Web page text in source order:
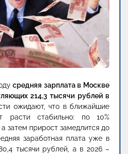
средняя зарплата в Москве
214,3 тысячи рублей в
ожидают, что в ближайшие
расти стабильно: по 10%
затем прирост замедлится до
заработная плата уже в
тысячи рублей, а в 2026 –